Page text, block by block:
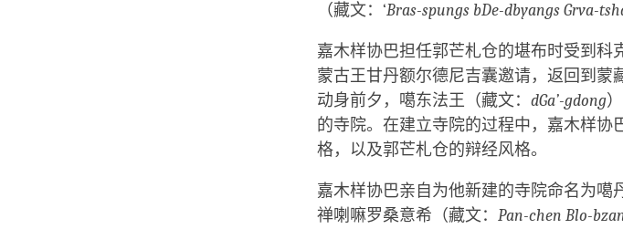
（藏文：‘Bras-spungs bDe-dbyangs Grva-
嘉木样协巴担任郭芒札仓的堪布时受到科
蒙古王甘丹额尔德尼吉囊邀请，返回到
动身前夕，噶东法王（藏文： dGa’-gdong
的寺院。在建立寺院的过程中，嘉木样
格，以及郭芒札仓的辩经风格。
嘉木样协巴亲自为他新建的寺院命名为
禅喇嘛罗桑意希（藏文： Pan-chen Blo-